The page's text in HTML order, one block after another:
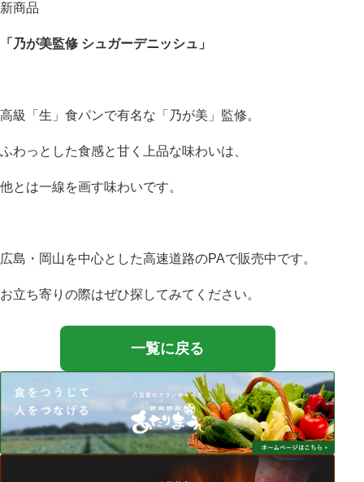
新商品
「乃が美監修 シュガーデニッシュ」
高級「生」食パンで有名な「乃が美」監修。
ふわっとした食感と甘く上品な味わいは、
他とは一線を画す味わいです。
広島・岡山を中心とした高速道路のPAで販売中です。
お立ち寄りの際はぜひ探してみてください。
一覧に戻る